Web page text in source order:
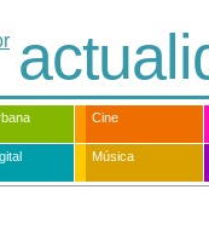
Cine
Música